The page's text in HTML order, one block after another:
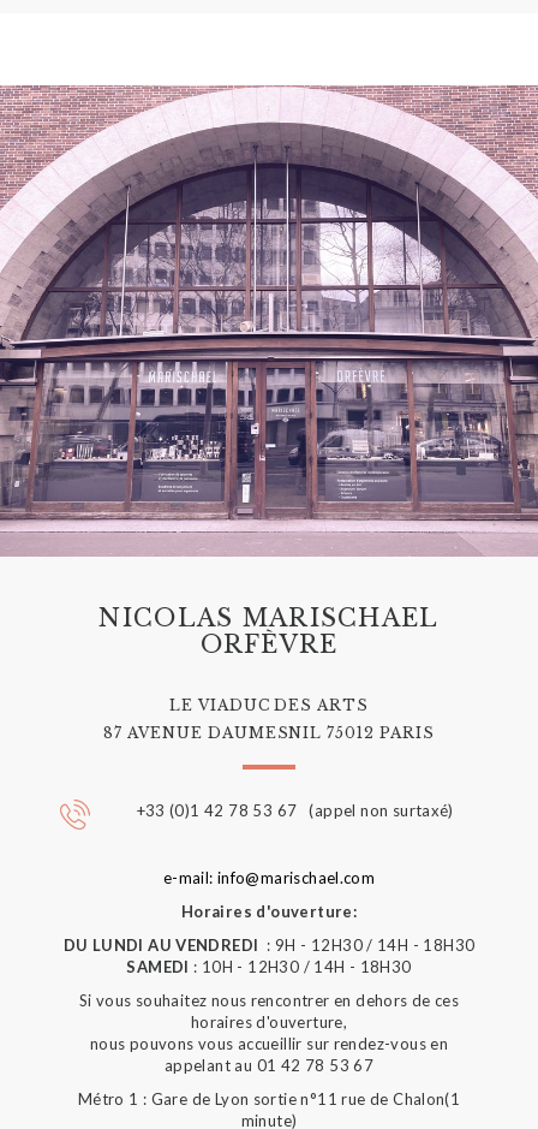
NICOLAS MARISCHAEL
ORFÈVRE
LE VIADUC DES ARTS
87 AVENUE DAUMESNIL 75012 PARIS
+33 (0)1 42 78 53 67 (appel non surtaxé)
e-mail: info@marischael.com
Horaires d'ouverture:
DU LUNDI AU VENDREDI : 9H - 12H30 / 14H - 18H30
SAMEDI : 10H - 12H30 / 14H - 18H30
Si vous souhaitez nous rencontrer en dehors de ces
horaires d'ouverture,
nous pouvons vous accueillir sur rendez-vous en
appelant au 01 42 78 53 67
Métro 1 : Gare de Lyon sortie n°11 rue de Chalon(1
minute)